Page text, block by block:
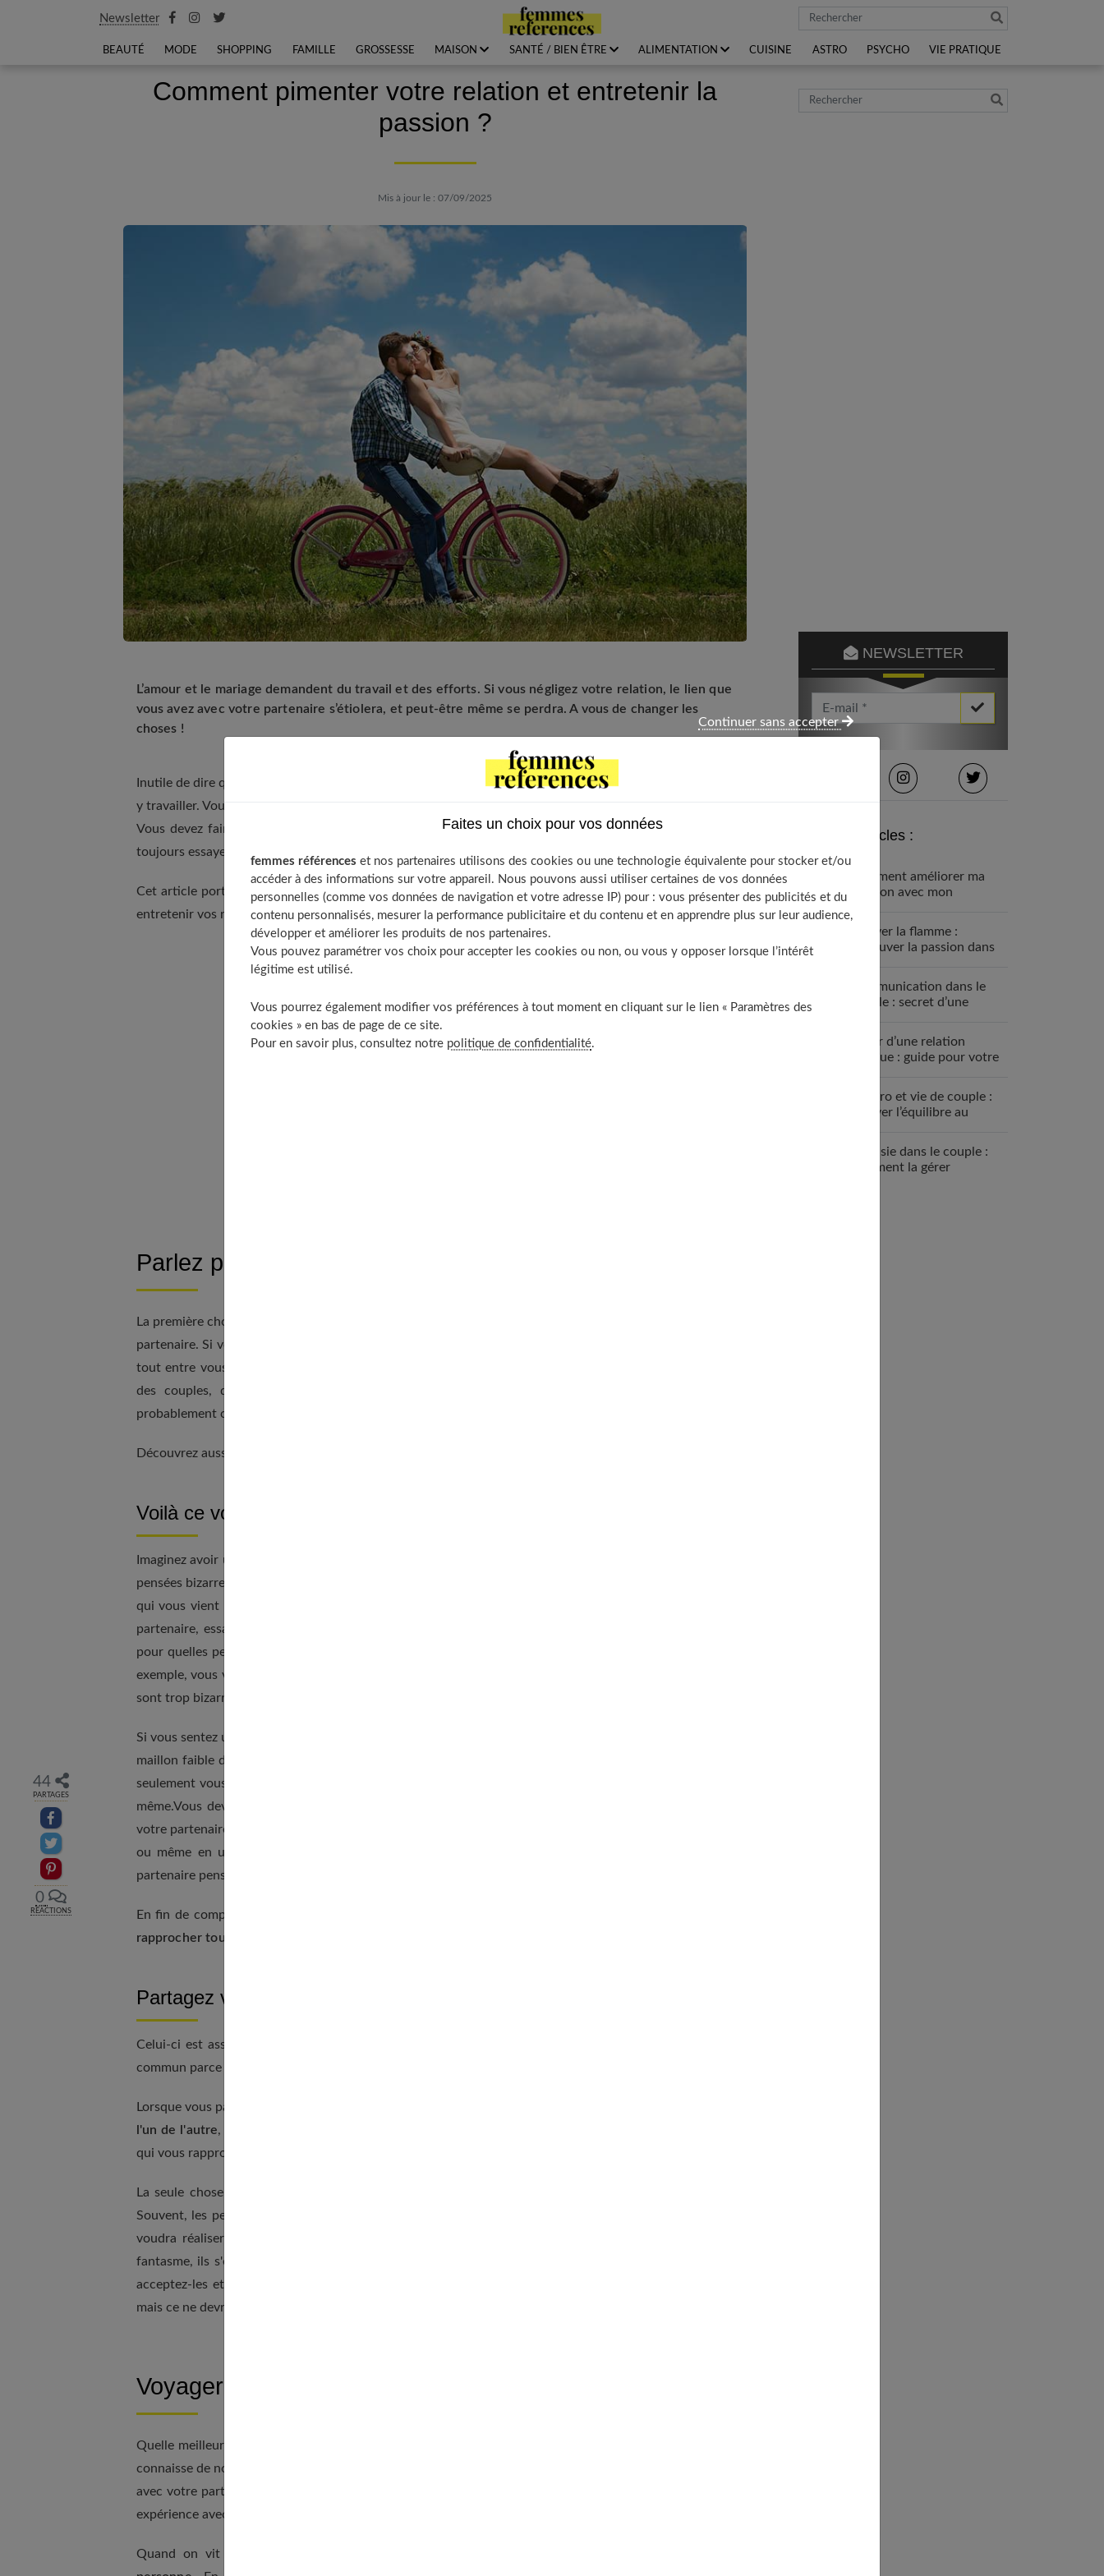
Newsletter Rechercher
BEAUTÉ MODE SHOPPING FAMILLE GROSSESSE MAISON SANTÉ / BIEN ÊTRE ALIMENTATION CUISINE ASTRO PSYCHO VIE PRATIQUE
Comment pimenter votre relation et entretenir la
passion ?
Mis à jour le : 07/09/2025
L’amour et le mariage demandent du travail et des efforts. Si vous négligez votre relation, le lien que
vous avez avec votre partenaire s’étiolera, et peut-être même se perdra. A vous de changer les
choses !
44
PARTAGES
Partager sur facebook
Partager sur Twitter
Epingler sur Pinterest
0
RÉACTIONS
Inutile de dire que si vous vous souciez de votre relation et que vous voulez qu'elle réussisse, vous devez
y travailler. Vous devez bien communiquer et trouver une solution à tout problème qui pourrait survenir.
Vous devez faire face à toute menace à votre relation avec confiance et compassion. Et vous devez
toujours essayer de nouvelles choses pour entretenir la flamme.
Cet article porte sur la façon de pimenter une relation. Voici des conseils à mettre en application pour
entretenir vos relation, et garder le lien que vous avez avec votre partenaire.
Table of Contents
Parlez plus sincèrement et plus ouvertement
Voilà ce vous devriez faire
Partagez vos fantasmes
Parlez plus sincèrement et plus ouvertement
La première chose que nous vous conseillons, c'est d'apprendre à être plus honnête et ouvert avec votre
partenaire. Si vous et votre partenaire partagez déjà une connexion profonde et que vous partagez déjà
tout entre vous, vous n'avez probablement pas besoin de le faire. Mais si vous êtes comme la plupart
des couples, qui ne parlent pas de tout et n'ont pas de liens profonds, alors vous trouverez
probablement cela extrêmement utile et rafraîchissant.
Découvrez aussi nos recommandations dans
Voilà ce vous devriez faire
Imaginez avoir une vie où vous pouvez tout partager avec votre partenaire. Vos peurs, votre passé, vos
pensées bizarres, vos aspirations, vos objectifs de vie, vos objectifs de travail, vos fantasmes et tout ce
qui vous vient à l'esprit. En lisant la phrase ci-dessus et en imaginant partager ces choses avec votre
partenaire, essayez de remarquer où exactement vous avez ressenti une résistance. A quel moment,
pour quelles pensées, vous vous êtes dit : Je ne peux pas partager ça avec mon ou ma partenaire. Par
exemple, vous vous êtes peut-être dit : Je ne peux pas partager mes fantasmes avec mon partenaire. Ils
sont trop bizarres.
Si vous sentez une résistance à être ouvert à 100% avec votre partenaire à propos de tout, alors c'est un
maillon faible dans votre relation. De plus, c'est aussi une source de honte ou de peur pour vous. Non
seulement vous avez peur que votre partenaire l'apprenne, mais vous avez honte d'une partie de vous-
même.Vous devez essayer d'en parler à votre partenaire. Abordez le sujet pour évaluer la position de
votre partenaire et dites-lui ce que vous en pensez. Cela peut se transformer en une discussion sérieuse
ou même en un débat animé ; mais à la fin, vous serez heureux de l'avoir fait parce que si votre
partenaire pense vraiment que vous êtes spécial, il ou elle vous acceptera pour ce que vous êtes.
En fin de compte, partager et être honnête avec votre partenaire à propos de tout
rapprocher tous les deux
Partagez vos fantasmes
Celui-ci est assez évident et c'est un conseil que vous trouverez un peu partout. Ce conseil est très
commun parce qu'il fonctionne.
Lorsque vous partagez vos fantasmes, non seulement c'est un
l'un de l'autre, mais cela vous ouvre aussi les portes de beaucoup d'aventures et de plaisirs sexuels. Ce
qui vous rapproche tous les deux.
La seule chose qui peut mal se passer ici, c'est si vous partagez vos fantasmes avec trop d'attente.
Souvent, les personnes partagent leurs fantasmes avec leur partenaire en pensant que leur partenaire
voudra réaliser leur fantasme. Et s'ils découvrent que leur partenaire n'est pas prêt à participer au
fantasme, ils s'énervent et se sentent amers. Si votre partenaire n'est pas à l'aise avec vos fantasmes,
acceptez-les et respectez leurs limites. Il se peut qu'il ou qu'elle accepte avec un temps de réflexion,
mais ce ne devrait pas être quelque chose que vous devriez le ou la pousser à faire.
Voyager ensemble
Quelle meilleure façon de garder une relation intacte que de voyager dans un nouvel endroit, faire la
connaisse de nouvelles personnes, de nouveaux aliments, d'une nouvelle culture ? Lorsque vous voyagez
avec votre partenaire, vous découvrirez ensemble une nouvelle culture et vous pourrez partager votre
expérience avec l'autre.
Quand on vit quelque chose de nouveau avec quelqu'un,
Rechercher
NEWSLETTER
Votre Email *
Derniers articles :
Comment améliorer ma
relation avec mon
Raviver la flamme :
retrouver la passion dans
Communication dans le
couple : secret d’une
Sortir d’une relation
toxique : guide pour votre
Vie pro et vie de couple :
trouver l’équilibre au
Jalousie dans le couple :
comment la gérer
Faites un choix pour vos données
femmes références et nos partenaires utilisons des cookies ou une technologie équivalente pour stocker et/ou
accéder à des informations sur votre appareil. Nous pouvons aussi utiliser certaines de vos données
personnelles (comme vos données de navigation et votre adresse IP) pour : vous présenter des publicités et du
contenu personnalisés, mesurer la performance publicitaire et du contenu et en apprendre plus sur leur audience,
développer et améliorer les produits de nos partenaires.
Vous pouvez paramétrer vos choix pour accepter les cookies ou non, ou vous y opposer lorsque l’intérêt
légitime est utilisé.
Vous pourrez également modifier vos préférences à tout moment en cliquant sur le lien « Paramètres des
cookies » en bas de page de ce site.
Pour en savoir plus, consultez notre politique de confidentialité.
Continuer sans accepter